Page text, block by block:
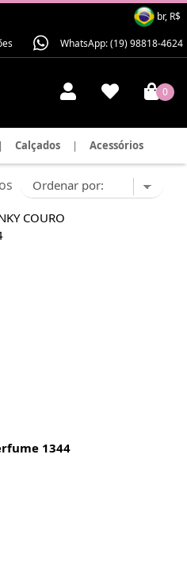
br, R$
WhatsApp: (19) 98818-4624
0
| Calçados | Acessórios
1344